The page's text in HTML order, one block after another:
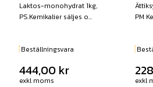
Laktos-monohydrat 1kg,
PS.Kemikalier säljes o...
Beställningsvara
444,00 kr
exkl moms
PM
exkl